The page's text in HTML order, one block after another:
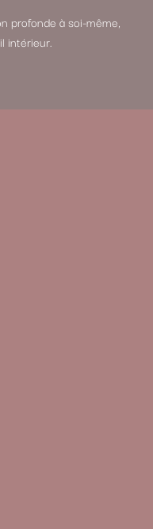
profonde à soi-même,
intérieur.